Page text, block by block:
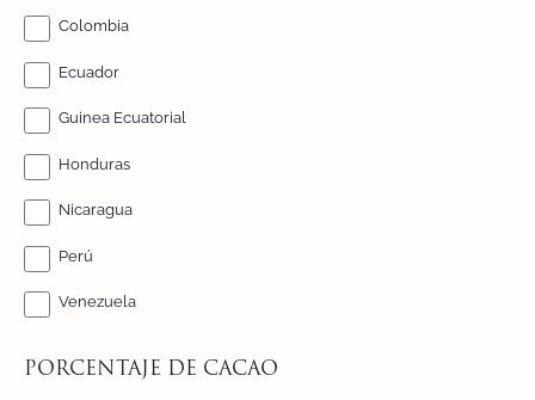
Colombia
Ecuador
Guinea Ecuatorial
Honduras
Nicaragua
Perú
Venezuela
PORCENTAJE DE CACAO